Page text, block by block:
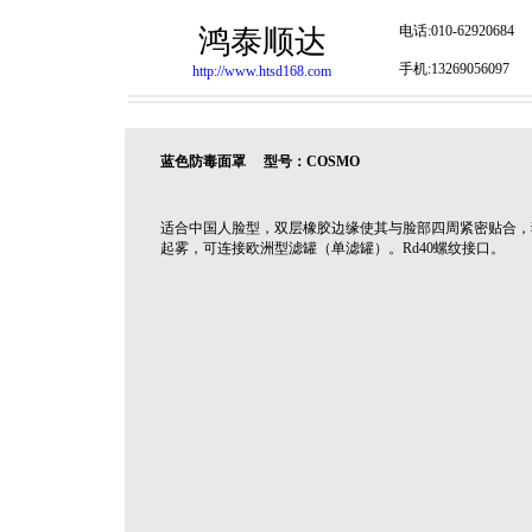
鸿泰顺达
http://www.htsd168.com
电话:010-62920684
手机:13269056097
蓝色防毒面罩 型号：COSMO
适合中国人脸型，双层橡胶边缘使其与脸部四周紧密贴合
起雾，可连接欧洲型滤罐（单滤罐）。Rd40螺纹接口。